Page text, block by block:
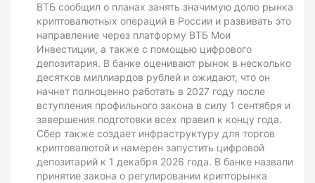
ВТБ сообщил о планах занять значимую долю рынка
криптовалютных операций в России и развивать это
направление через платформу ВТБ Мои
Инвестиции, а также с помощью цифрового
депозитария. В банке оценивают рынок в несколько
десятков миллиардов рублей и ожидают, что он
начнет полноценно работать в 2027 году после
вступления профильного закона в силу 1 сентября и
завершения подготовки всех правил к концу года.
Сбер также создает инфраструктуру для торгов
криптовалютой и намерен запустить цифровой
депозитарий к 1 декабря 2026 года. В банке назвали
принятие закона о регулировании крипторынка